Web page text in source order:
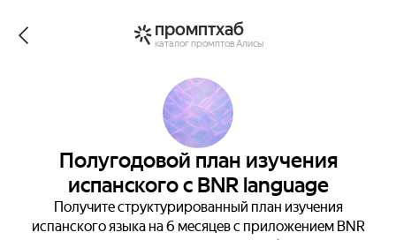
промптхаб
каталог промптов Алисы
Полугодовой план изучения
испанского с BNR language
Получите структурированный план изучения
испанского языка на 6 месяцев с приложением BNR